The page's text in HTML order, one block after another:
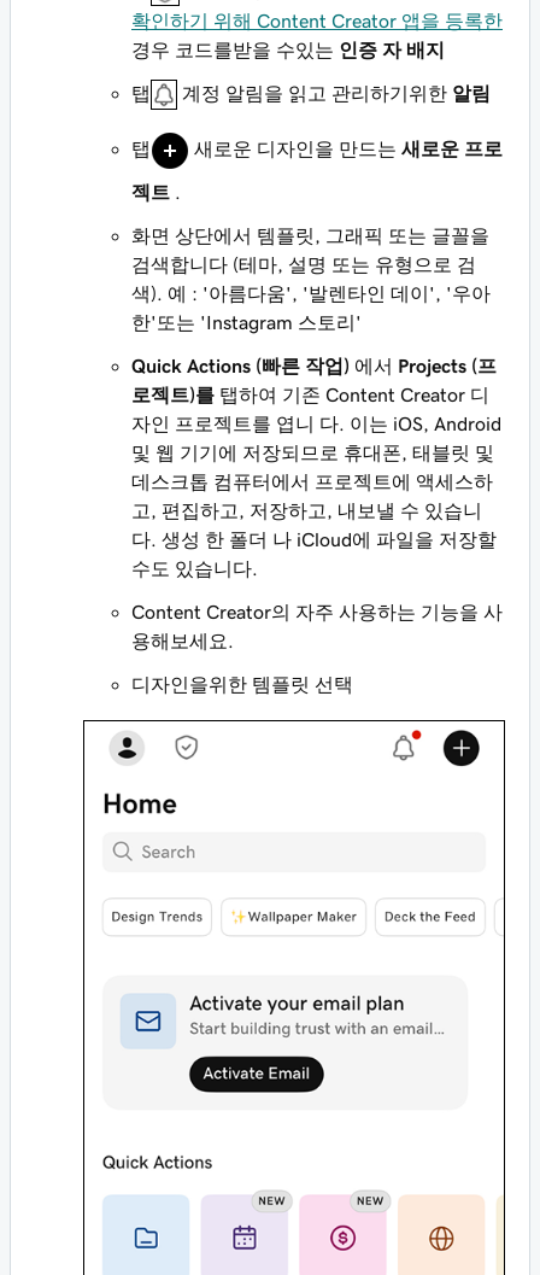
확인하기 위해 Content Creator 앱을 등록한
경우 코드를받을 수있는 인증 자 배지
탭 계정 알림을 읽고 관리하기위한 알림
탭 새로운 디자인을 만드는 새로운 프로
젝트 .
화면 상단에서 템플릿, 그래픽 또는 글꼴을
검색합니다 (테마, 설명 또는 유형으로 검
색). 예 : '아름다움', '발렌타인 데이', '우아
한'또는 'Instagram 스토리'
Quick Actions (빠른 작업) 에서 Projects (프
로젝트)를 탭하여 기존 Content Creator 디
자인 프로젝트를 엽니 다. 이는 iOS, Android
및 웹 기기에 저장되므로 휴대폰, 태블릿 및
데스크톱 컴퓨터에서 프로젝트에 액세스하
고, 편집하고, 저장하고, 내보낼 수 있습니
다. 생성 한 폴더 나 iCloud에 파일을 저장할
수도 있습니다.
Content Creator의 자주 사용하는 기능을 사
용해보세요.
디자인을위한 템플릿 선택